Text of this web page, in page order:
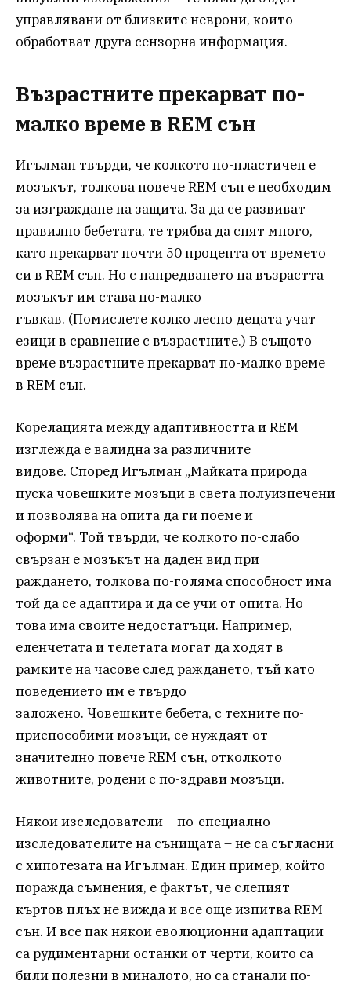
управлявани от близките неврони, които
обработват друга сензорна информация.
Възрастните прекарват по-
малко време в REM сън
Игълман твърди, че колкото по-пластичен е
мозъкът, толкова повече REM сън е необходим
за изграждане на защита. За да се развиват
правилно бебетата, те трябва да спят много,
като прекарват почти 50 процента от времето
си в REM сън. Но с напредването на възрастта
мозъкът им става по-малко
гъвкав. (Помислете колко лесно децата учат
езици в сравнение с възрастните.) В същото
време възрастните прекарват по-малко време
в REM сън.
Корелацията между адаптивността и REM
изглежда е валидна за различните
видове. Според Игълман „Майката природа
пуска човешките мозъци в света полуизпечени
и позволява на опита да ги поеме и
оформи“. Той твърди, че колкото по-слабо
свързан е мозъкът на даден вид при
раждането, толкова по-голяма способност има
той да се адаптира и да се учи от опита. Но
това има своите недостатъци. Например,
еленчетата и телетата могат да ходят в
рамките на часове след раждането, тъй като
поведението им е твърдо
заложено. Човешките бебета, с техните по-
приспособими мозъци, се нуждаят от
значително повече REM сън, отколкото
животните, родени с по-здрави мозъци.
Някои изследователи – по-специално
изследователите на сънищата – не са съгласни
с хипотезата на Игълман. Един пример, който
поражда съмнения, е фактът, че слепият
къртов плъх не вижда и все още изпитва REM
сън. И все пак някои еволюционни адаптации
са рудиментарни останки от черти, които са
били полезни в миналото, но са станали по-